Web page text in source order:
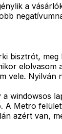
a
bisztrót,
windowsos
Metro
azért van,